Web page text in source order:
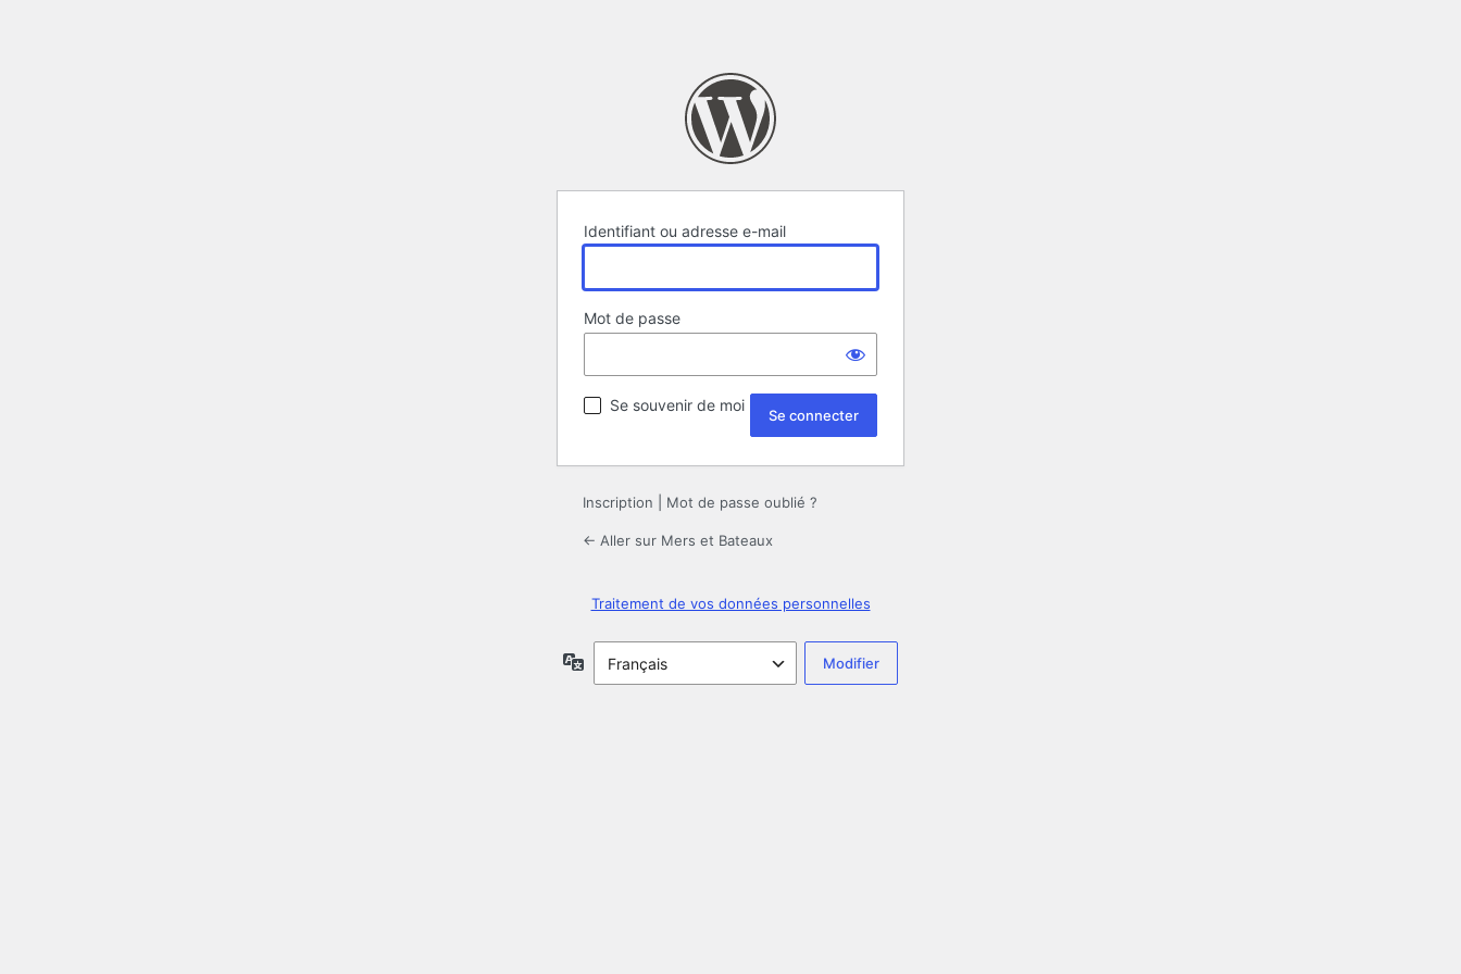
Identifiant ou adresse e-mail
Mot de passe
Se souvenir de moi
Inscription Mot de passe oublié ?
← Aller sur Mers et Bateaux
Traitement de vos données personnelles
Langue